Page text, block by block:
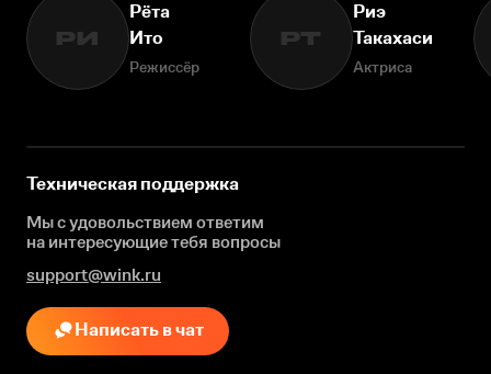
РИ
Рёта
Ито
Режиссёр
РТ
Риэ
Такахаси
Актриса
Техническая поддержка
Мы с удовольствием ответим
на интересующиетебя вопросы
support@wink.ru
Написать в чат